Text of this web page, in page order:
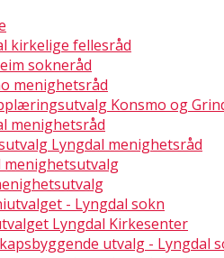
kirkelige fellesråd
sokneråd
menighetsråd
Konsmo og
menighetsråd
Lyngdal menighetsråd
menighetsutvalg
- Lyngdal sokn
Lyngdal Kirkesenter
utvalg - Lyngdal